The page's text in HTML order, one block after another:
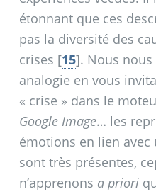
étonnant que ces
pas la diversité des
crises [15]. Nous
analogie en vous
« crise » dans le
Google Image… les
émotions en lien avec
sont très présentes,
n’apprenons a priori